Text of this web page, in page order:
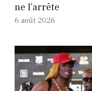
ne l'arrête
6 août 2026